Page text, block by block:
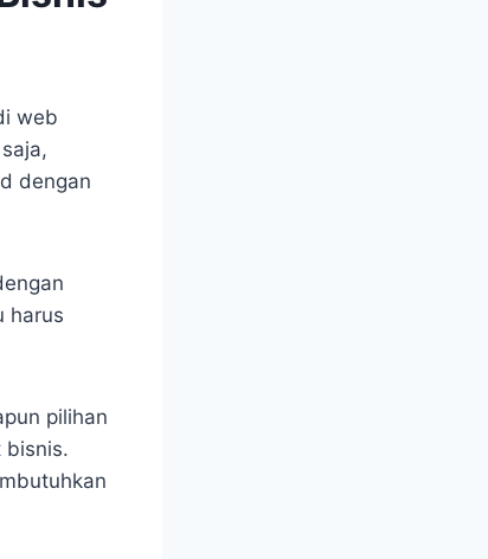
web
dengan
harus
pilihan
bisnis.